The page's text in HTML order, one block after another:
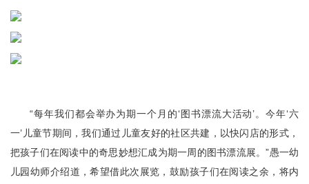
“每年我们都会举办为期一个月的‘图书漂流大活动’。今年‘六
一’儿童节期间，我们通过儿童友好的社区共建，以快闪店的形式，
把孩子们在阅读中的奇思妙想汇成为期一周的图书漂流展。”愚一幼
儿园幼师介绍道，希望借此次展览，鼓励孩子们在阅读之余，将内